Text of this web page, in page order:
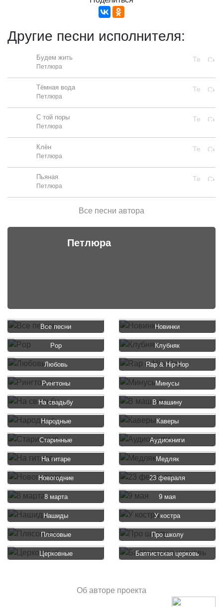
Другие песни исполнителя:
Будем жить
Петлюра
Тёмная вода
Петлюра
С той поры
Петлюра
Клён
Петлюра
Пьяная
Петлюра
Все песни автора
Петлюра
Все песни Новинки
Pop Клубняк
Любовь Rap & Hip-Hop
Рингтоны Минусы
На свадьбу В машину
Народные Каверы
Старинные Аудиокниги
На гитаре Медляк
Новогодние 23 февраля
8 марта 9 мая
Нашиды У костра
Плясовые Про школу
Церковные Баптистская церковь
Об авторе проекта